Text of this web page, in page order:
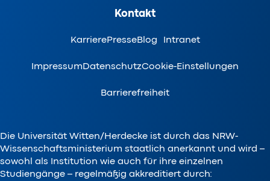
Kontakt
KarrierePresseBlog Intranet
ImpressumDatenschutzCookie-Einstellungen
Barrierefreiheit
Die Universität Witten/Herdecke ist durch das NRW-
Wissenschaftsministerium staatlich anerkannt und wird –
sowohl als Institution wie auch für ihre einzelnen
Studiengänge – regelmäßig akkreditiert durch: